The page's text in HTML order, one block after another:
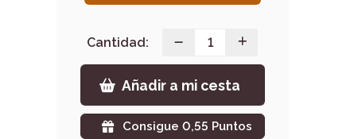
Cantidad:
Añadir a mi cesta
Consigue 0,55 Puntos